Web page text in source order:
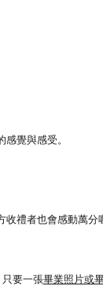
覺與感受。
收禮者也會感動萬分
要一張畢業照片或